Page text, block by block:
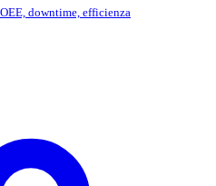
OEE, downtime, efficienza